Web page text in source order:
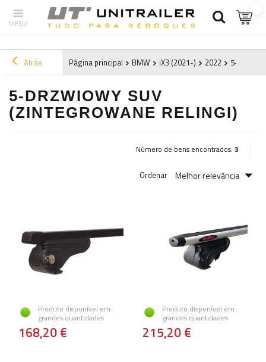
Atrás Página principal BMW iX3 (2021-) 2022 5-
5-DRZWIOWY SUV
(ZINTEGROWANE RELINGI)
Número de bens encontrados: 3
Ordenar Melhor relevância
Produto disponível em
grandes quantidades
168,20 €
Produto disponível em
grandes quantidades
215,20 €